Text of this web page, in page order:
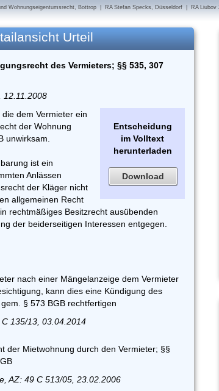
Wohnungseigentumsrecht, Bottrop | RA Stefan Specks, Düsseldorf | RA Liubov
Urteil
des Vermieters; §§ 535, 307
12.11.2008
Entscheidung
im Volltext
herunterladen
Download
dem Vermieter ein
der Wohnung
unwirksam.
ist ein
Anlässen
der Kläger nicht
allgemeinen Recht
rechtmäßiges Besitzrecht ausübenden
der beiderseitigen Interessen entgegen.
nach einer Mängelanzeige dem Vermieter
kann dies eine Kündigung des
§ 573 BGB rechtfertigen
135/13, 03.04.2014
der Mietwohnung durch den Vermieter; §§
AZ: 49 C 513/05, 23.02.2006